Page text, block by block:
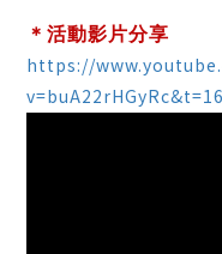
＊活動影片分享
https://